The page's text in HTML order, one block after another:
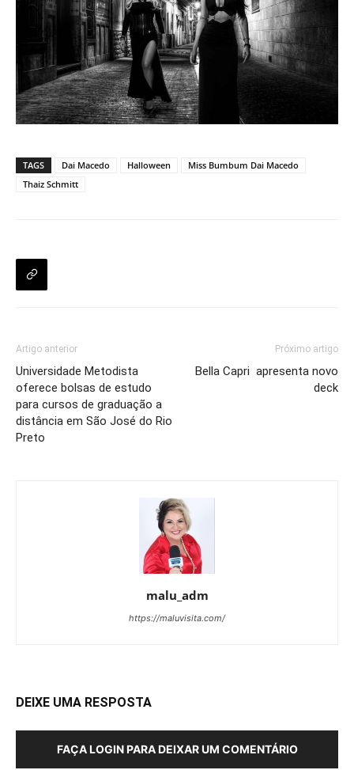
TAGS Dai Macedo Halloween
Miss Bumbum Dai Macedo
Thaiz Schmitt
Artigo anterior
Universidade Metodista
oferece bolsas de estudo
para cursos de graduação a
distância em São José do Rio
Preto
Próximo artigo
Bella Capri apresenta novo
deck
malu_adm
https://maluvisita.com/
DEIXE UMA RESPOSTA
FAÇA LOGIN PARA DEIXAR UM COMENTÁRIO